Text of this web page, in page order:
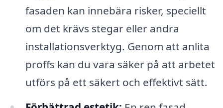
fasaden kan innebära risker, speciellt
om det krävs stegar eller andra
installationsverktyg. Genom att anlita
proffs kan du vara säker på att arbetet
utförs på ett säkert och effektivt sätt.